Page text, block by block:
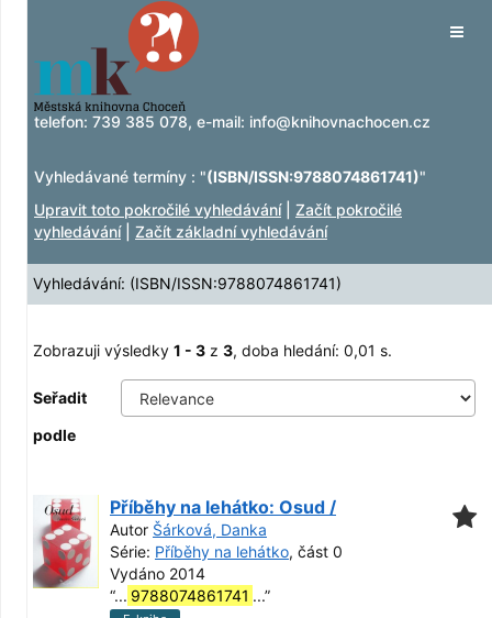
Zobrazuji výsledky1 - 3z
Přeskočit na obsah
telefon: 739 385 078, e-mail: info@knihovnachocen.cz
Vyhledávané termíny : "(ISBN/ISSN:9788074861741)"
Upravit toto pokročilé vyhledávání| Začít pokročilé
vyhledávání| Začít základní vyhledávání
Vyhledávání: (ISBN/ISSN:9788074861741)
Zobrazuji výsledky 1 - 3 z 3, doba hledání: 0,01 s.
Seřadit
podle
Příběhy na lehátko: Osud /
Autor Šárková, Danka
Série: Příběhy na lehátko, část 0
Vydáno 2014
“... 9788074861741 ...”